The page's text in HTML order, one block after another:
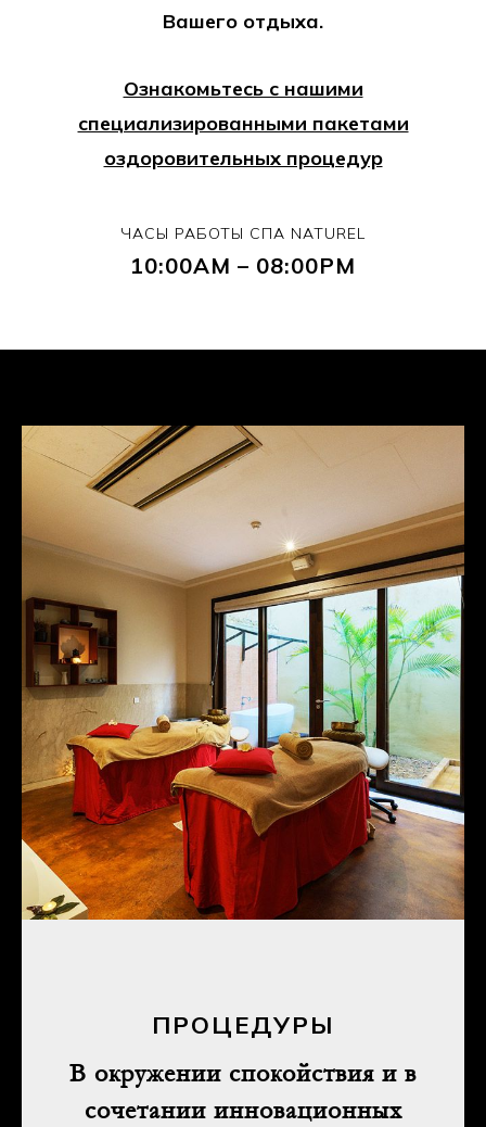
Вашего отдыха.
Ознакомьтесь с нашими
специализированными пакетами
оздоровительных процедур
ЧАСЫ РАБОТЫ СПА NATUREL
10:00AM – 08:00PM
ПРОЦЕДУРЫ
В окружении спокойствия и в
сочетании инновационных